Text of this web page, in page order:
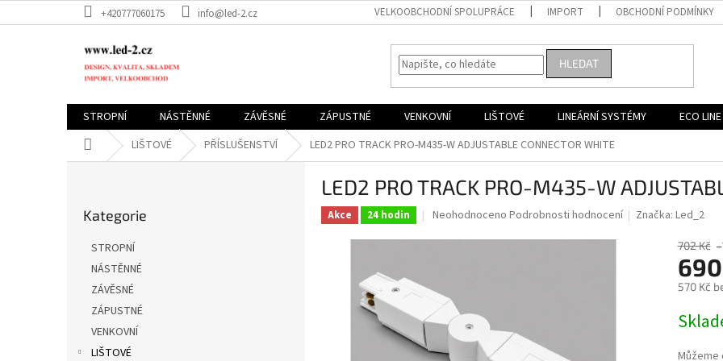
na
+420777060175 info@led-2.cz VELKOOBCHODNÍ SPOLUPRÁCE IMPORT OBCHODNÍ PODMÍNKY
HLEDAT
STROPNÍ NÁSTĚNNÉ ZÁVĚSNÉ ZÁPUSTNÉ VENKOVNÍ LIŠTOVÉ LINEÁRNÍ SYSTÉMY ECO LINE
Domů LIŠTOVÉ PŘÍSLUŠENSTVÍ LED2 PRO TRACK PRO-M435-W ADJUSTABLE CONNECTOR WHITE
kategorie
Kategorie
STROPNÍ
NÁSTĚNNÉ
ZÁVĚSNÉ
ZÁPUSTNÉ
VENKOVNÍ
LIŠTOVÉ
LED2 PRO TRACK PRO-M435-W
Akce 24 hodin
Průměrné
produktu
z
hvězdiček.
Neohodnoceno Podrobnosti hodnocení Značka:Led_2
702 Kč
570 Kč
cena:
Můžeme